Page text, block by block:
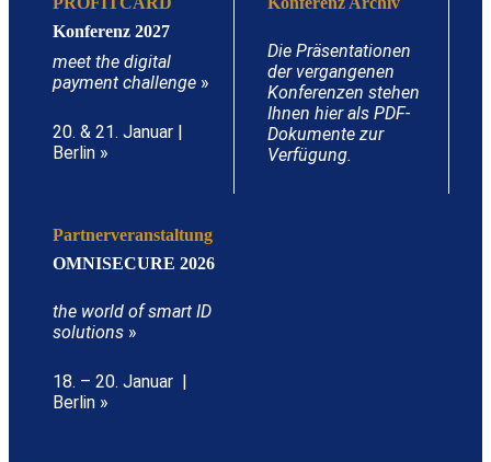
Konferenz 2027
meet the digital
payment challenge »
20. & 21. Januar |
Berlin »
Die Präsentationen
der vergangenen
Konferenzen stehen
Ihnen hier als PDF-
Dokumente zur
Verfügung.
Partnerveranstaltung
OMNISECURE 2026
the world of smart ID
solutions »
18. – 20. Januar |
Berlin »